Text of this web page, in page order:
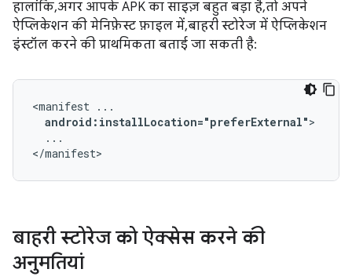
हालांकि, अगर आपके APK का साइज़ बहुत बड़ा है, तो अपने
ऐप्लिकेशन की मेनिफ़ेस्ट फ़ाइल में, बाहरी स्टोरेज में ऐप्लिकेशन
इंस्टॉल करने की प्राथमिकता बताई जा सकती है:
<manifest
android:installLocation="preferExternal"
...
</manifest>
बाहरी स्टोरेज को ऐक्सेस करने की
अनुमतियां